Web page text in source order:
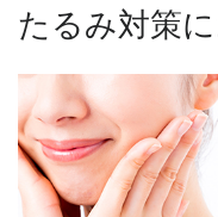
たるみ対策